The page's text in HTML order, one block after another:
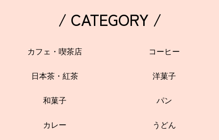
/ CATEGORY /
カフェ・喫茶店 コーヒー
日本茶・紅茶 洋菓子
和菓子 パン
カレー うどん